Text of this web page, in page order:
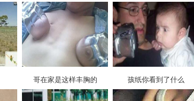
哥在家是这样丰胸的 孩纸你看到了什么